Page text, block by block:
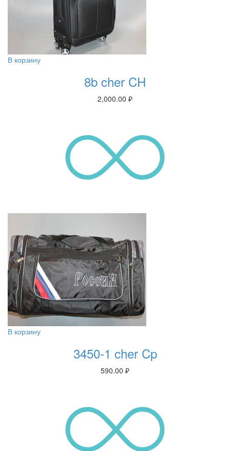
В корзину
8b cher CH
2,000.00 ₽
В корзину
3450-1 cher Cp
590.00 ₽